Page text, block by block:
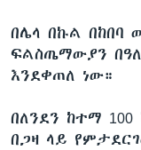
በሌላ በኩል በከበባ
ፍልስጤማውያን
እንደቀጠለ ነው።
በለንደን ከተማ
በጋዛ ላይ